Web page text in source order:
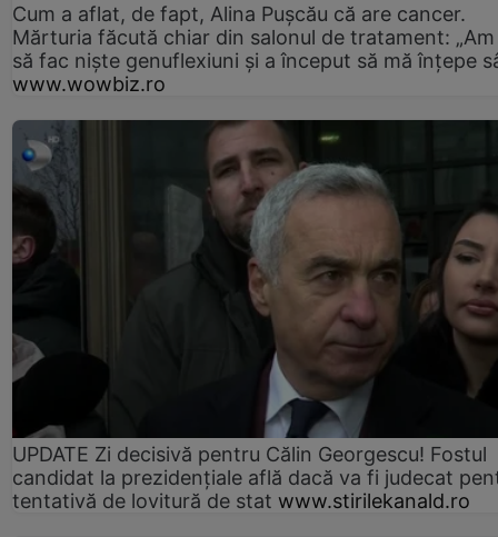
Cum a aflat, de fapt, Alina Pușcău că are cancer.
Mărturia făcută chiar din salonul de tratament:
să fac niște genuflexiuni și a început să mă înțepe
www.wowbiz.ro
UPDATE Zi decisivă pentru Călin Georgescu! Fostul
candidat la prezidențiale află dacă va fi judecat
tentativă de lovitură de stat www.stirilekanald.ro